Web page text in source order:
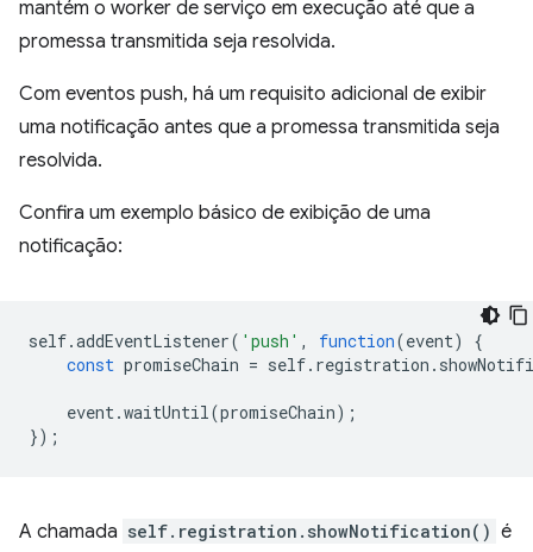
mantém o worker de serviço em execução até que a
promessa transmitida seja resolvida.
Com eventos push, há um requisito adicional de exibir
uma notificação antes que a promessa transmitida seja
resolvida.
Confira um exemplo básico de exibição de uma
notificação:
self.addEventListener( 'push' , function(event)
{
const promiseChain = self. registration .
event.waitUntil(promiseChain);
});
A chamada self.registration.showNotification() é